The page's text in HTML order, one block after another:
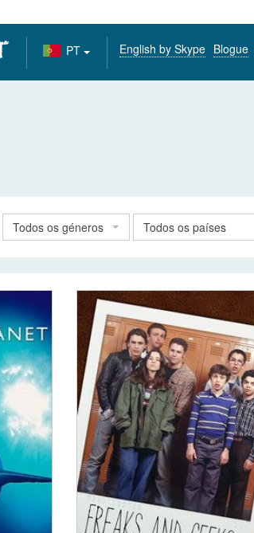
PT English by Skype Blogue
Todos os géneros Todos os países